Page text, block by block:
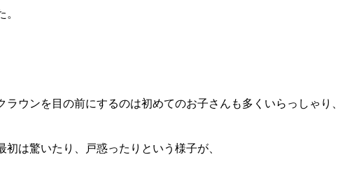
。
ラウンを目の前にするのは初めてのお子さんも多くいらっしゃり、
初は驚いたり、戸惑ったりという様子が、